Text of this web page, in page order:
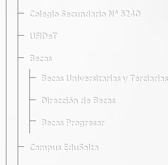
Colegio Secundario Nº 5240
UFIDeT
Becas
Becas Universitarias y Terciarias
Dirección de Becas
Becas Progresar
Campus EduSalta